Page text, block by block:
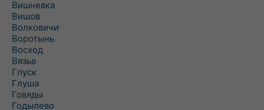
Вишневка
Вишов
Волковичи
Воротынь
Восход
Вязье
Глуск
Глуша
Говяды
Годылево